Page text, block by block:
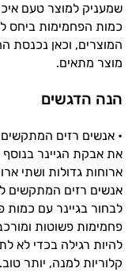
שמעניק למוצר טעם
כמות הפחמימות ביחס
המוצרים, וכאן נכנסת
מוצר מתאים.
הנה הדגשים
• אנשים רזים המתקשים
אנשים רזים המתקשים
לבחור בגיינר עם
פחמימות פשוטות
להיות רגילה בכדי לא
קלוריות למנה, יותר טוב.
אני כאן כדי
התזונה
ולמצב הגופני
עובדים יחד
אישיות
זה הזמן